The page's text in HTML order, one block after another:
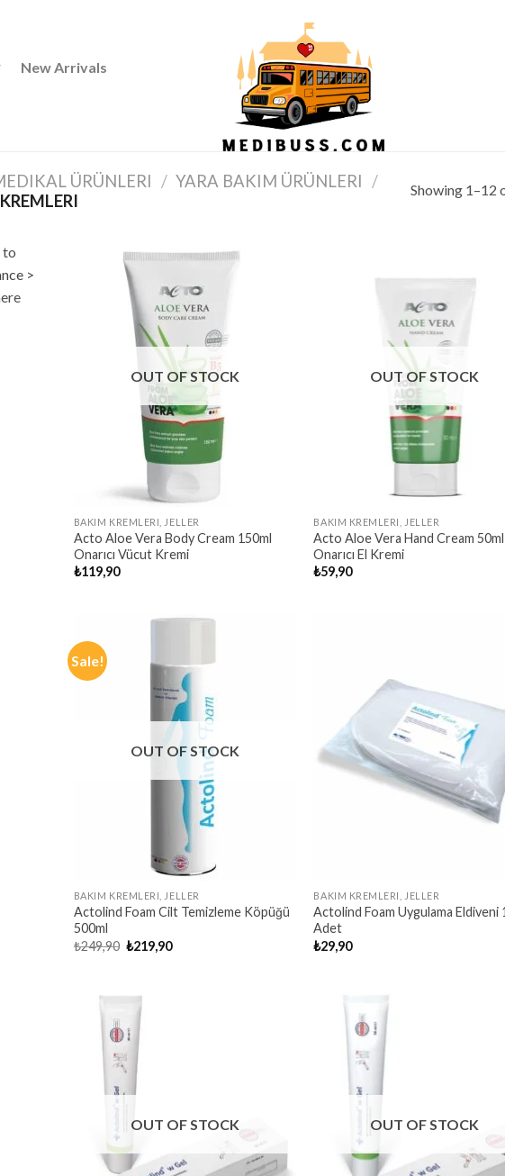
New Arrivals
ÜRÜNLERI / YARA BAKIM ÜRÜNLERI /
Showing 1–12
to
>
OUT OF STOCK
BAKIM KREMLERI, JELLER
Acto Aloe Vera Body Cream 150ml
Onarıcı Vücut Kremi
₺119,90
OUT OF STOCK
BAKIM KREMLERI, JELLER
Acto Aloe Vera Hand Cream 50ml
Onarıcı El Kremi
₺59,90
Sale!
OUT OF STOCK
BAKIM KREMLERI, JELLER
Actolind Foam Cilt Temizleme Köpüğü
500ml
₺249,90 Original
₺219,90Current
BAKIM KREMLERI, JELLER
Actolind Foam Uygulama Eldiveni
Adet
₺29,90
OUT OF STOCK OUT OF STOCK